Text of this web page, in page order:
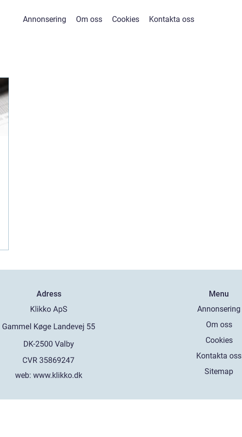
Annonsering Om oss Cookies Kontakta oss
Adress
web:www.klikko.dk
Menu
Annonsering
Om oss
Cookies
Kontakta oss
Sitemap